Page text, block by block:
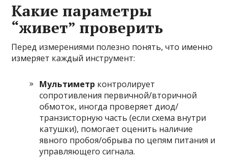
Какие параметры
“живет” проверить
Перед измерениями полезно понять, что именно
измеряет каждый инструмент:
Мультиметр контролирует
сопротивления первичной/вторичной
обмоток, иногда проверяет диод/
транзисторную часть (если схема внутри
катушки), помогает оценить наличие
явного пробоя/обрыва по цепям питания и
управляющего сигнала.